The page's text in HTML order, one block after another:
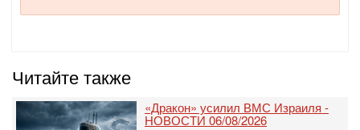
Читайте также
«Дракон» усилил ВМС Израиля -
НОВОСТИ 06/08/2026